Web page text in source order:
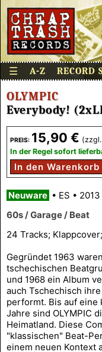
☰ A-Z RECORD
PREIS: 15,90 € (zzgl.
In der Regel sofort
In den Warenkorb
OLYMPIC
Everybody!
Neuware • ES • 2013
60s / Garage / Beat
24 Tracks;
Gegründet 1963
tschechischen
und 1968 ein Album
auch Tschechisch
performt. Bis auf eine
Jahre sind OLYMPIC
Heimatland. Diese
"klassischen" Beat-
einem neuen Kontext